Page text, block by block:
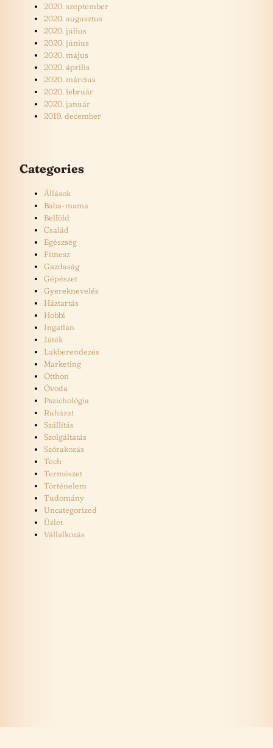
2020. szeptember
2020. augusztus
2020. július
2020. június
2020. május
2020. április
2020. március
2020. február
2020. január
2019. december
Categories
Állások
Baba-mama
Belföld
Család
Egészség
Fitnesz
Gazdaság
Gépészet
Gyereknevelés
Háztartás
Hobbi
Ingatlan
Játék
Lakberendezés
Marketing
Otthon
Óvoda
Pszichológia
Ruházat
Szállítás
Szolgáltatás
Szórakozás
Tech
Természet
Történelem
Tudomány
Uncategorized
Üzlet
Vállalkozás